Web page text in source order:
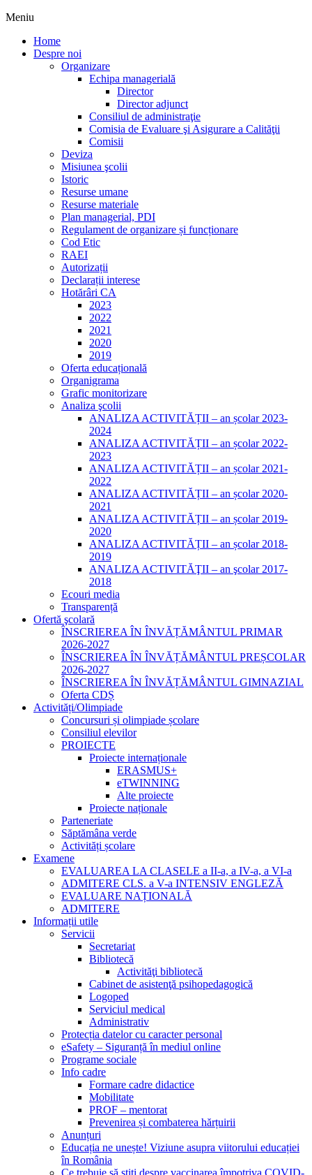
Meniu
Home
Despre noi
Organizare
Echipa managerială
Director
Director adjunct
Consiliul de administraţie
Comisia de Evaluare şi Asigurare a Calităţii
Comisii
Deviza
Misiunea şcolii
Istoric
Resurse umane
Resurse materiale
Plan managerial, PDI
Regulament de organizare și funcționare
Cod Etic
RAEI
Autorizații
Declarații interese
Hotărâri CA
2023
2022
2021
2020
2019
Oferta educațională
Organigrama
Grafic monitorizare
Analiza şcolii
ANALIZA ACTIVITĂȚII – an școlar 2023-
2024
ANALIZA ACTIVITĂȚII – an școlar 2022-
2023
ANALIZA ACTIVITĂȚII – an școlar 2021-
2022
ANALIZA ACTIVITĂȚII – an școlar 2020-
2021
ANALIZA ACTIVITĂȚII – an școlar 2019-
2020
ANALIZA ACTIVITĂȚII – an școlar 2018-
2019
ANALIZA ACTIVITĂŢII – an şcolar 2017-
2018
Ecouri media
Transparență
Ofertă şcolară
ÎNSCRIEREA ÎN ÎNVĂȚĂMÂNTUL PRIMAR
2026-2027
ÎNSCRIEREA ÎN ÎNVĂȚĂMÂNTUL PREȘCOLAR
2026-2027
ÎNSCRIEREA ÎN ÎNVĂȚĂMÂNTUL GIMNAZIAL
Oferta CDȘ
Activități/Olimpiade
Concursuri și olimpiade școlare
Consiliul elevilor
PROIECTE
Proiecte internaționale
ERASMUS+
eTWINNING
Alte proiecte
Proiecte naționale
Parteneriate
Săptămâna verde
Activități școlare
Examene
EVALUAREA LA CLASELE a II-a, a IV-a, a VI-a
ADMITERE CLS. a V-a INTENSIV ENGLEZĂ
EVALUARE NAȚIONALĂ
ADMITERE
Informații utile
Servicii
Secretariat
Bibliotecă
Activităţi bibliotecă
Cabinet de asistenţă psihopedagogică
Logoped
Serviciul medical
Administrativ
Protecția datelor cu caracter personal
eSafety – Siguranță în mediul online
Programe sociale
Info cadre
Formare cadre didactice
Mobilitate
PROF – mentorat
Prevenirea și combaterea hărțuirii
Anunțuri
Educația ne unește! Viziune asupra viitorului educației
în România
Ce trebuie să știți despre vaccinarea împotriva COVID-